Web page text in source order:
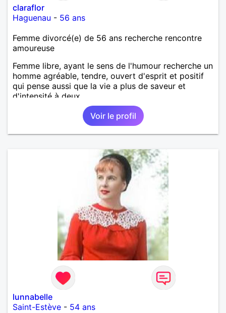
claraflor
Haguenau - 56 ans
Femme divorcé(e) de 56 ans recherche rencontre
amoureuse
Femme libre, ayant le sens de l'humour recherche un
homme agréable, tendre, ouvert d'esprit et positif
qui pense aussi que la vie a plus de saveur et
d'intensité à deux.
Voir le profil
lunnabelle
Saint-Estève - 54 ans